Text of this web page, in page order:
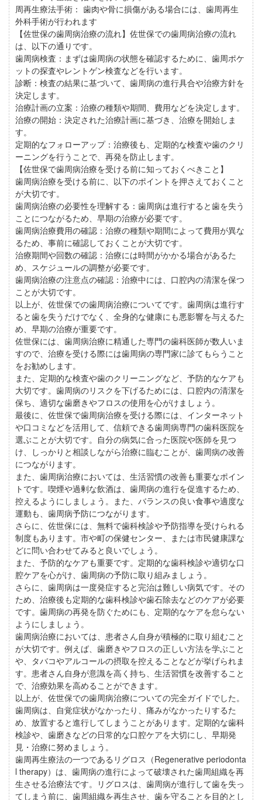
周再生療法手術： 歯肉や骨に損傷がある場合には、歯周再生
外科手術が行われます
【佐世保の歯周病治療の流れ】佐世保での歯周病治療の流れ
は、以下の通りです。
歯周病検査：まずは歯周病の状態を確認するために、歯周ポケ
ットの探査やレントゲン検査などを行います。
診断：検査の結果に基づいて、歯周病の進行具合や治療方針を
決定します。
治療計画の立案：治療の種類や期間、費用などを決定します。
治療の開始：決定された治療計画に基づき、治療を開始しま
す。
定期的なフォローアップ：治療後も、定期的な検査や歯のクリ
ーニングを行うことで、再発を防止します。
【佐世保で歯周病治療を受ける前に知っておくべきこと】
歯周病治療を受ける前に、以下のポイントを押さえておくこと
が大切です。
歯周病治療の必要性を理解する：歯周病は進行すると歯を失う
ことにつながるため、早期の治療が必要です。
歯周病治療費用の確認：治療の種類や期間によって費用が異な
るため、事前に確認しておくことが大切です。
治療期間や回数の確認：治療には時間がかかる場合があるた
め、スケジュールの調整が必要です。
歯周病治療の注意点の確認：治療中には、口腔内の清潔を保つ
ことが大切です。
以上が、佐世保での歯周病治療についてです。歯周病は進行す
ると歯を失うだけでなく、全身的な健康にも悪影響を与えるた
め、早期の治療が重要です。
佐世保には、歯周病治療に精通した専門の歯科医師が数人いま
すので、治療を受ける際には歯周病の専門家に診てもらうこと
をお勧めします。
また、定期的な検査や歯のクリーニングなど、予防的なケアも
大切です。歯周病のリスクを下げるためには、口腔内の清潔を
保ち、適切な歯磨きやフロスの使用を心がけましょう。
最後に、佐世保で歯周病治療を受ける際には、インターネット
や口コミなどを活用して、信頼できる歯周病専門の歯科医院を
選ぶことが大切です。自分の病気に合った医院や医師を見つ
け、しっかりと相談しながら治療に臨むことが、歯周病の改善
につながります。
また、歯周病治療においては、生活習慣の改善も重要なポイン
トです。喫煙や過剰な飲酒は、歯周病の進行を促進するため、
控えるようにしましょう。また、バランスの良い食事や適度な
運動も、歯周病予防につながります。
さらに、佐世保には、無料で歯科検診や予防指導を受けられる
制度もあります。市や町の保健センター、または市民健康課な
どに問い合わせてみると良いでしょう。
また、予防的なケアも重要です。定期的な歯科検診や適切な口
腔ケアを心がけ、歯周病の予防に取り組みましょう。
さらに、歯周病は一度発症すると完治は難しい病気です。その
ため、治療後も定期的な歯科検診や歯石除去などのケアが必要
です。歯周病の再発を防ぐためにも、定期的なケアを怠らない
ようにしましょう。
歯周病治療においては、患者さん自身が積極的に取り組むこと
が大切です。例えば、歯磨きやフロスの正しい方法を学ぶこと
や、タバコやアルコールの摂取を控えることなどが挙げられま
す。患者さん自身が意識を高く持ち、生活習慣を改善すること
で、治療効果を高めることができます。
以上が、佐世保での歯周病治療についての完全ガイドでした。
歯周病は、自覚症状がなかったり、痛みがなかったりするた
め、放置すると進行してしまうことがあります。定期的な歯科
検診や、歯磨きなどの日常的な口腔ケアを大切にし、早期発
見・治療に努めましょう。
歯周再生療法の一つであるリグロス（Regenerative periodonta
l therapy）は、歯周病の進行によって破壊された歯周組織を再
生させる治療法です。リグロスは、歯周病が進行して歯を失っ
てしまう前に、歯周組織を再生させ、歯を守ることを目的とし